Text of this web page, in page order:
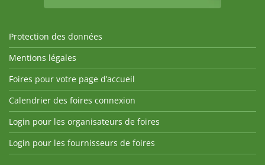
Protection des données
Mentions légales
Foires pour votre page d’accueil
Calendrier des foires connexion
Login pour les organisateurs de foires
Login pour les fournisseurs de foires